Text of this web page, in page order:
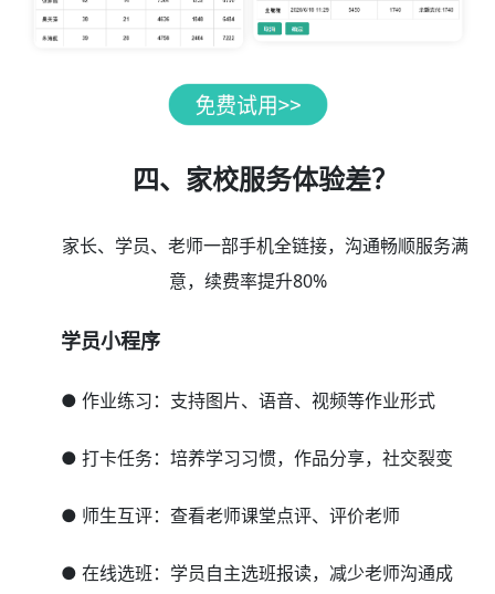
四、家校服务体验差？
家长、学员、老师一部手机全链接，沟通畅顺服务满
意，续费率提升80%
学员小程序
● 作业练习：支持图片、语音、视频等作业形式
● 打卡任务：培养学习习惯，作品分享，社交裂变
● 师生互评：查看老师课堂点评、评价老师
● 在线选班：学员自主选班报读，减少老师沟通成